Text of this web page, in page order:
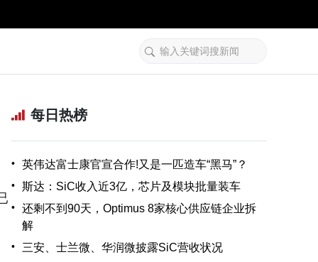
每日热榜
• 英伟达富士康官宣合作!又是一匹造车“黑马”？
• 斯达：SiC收入近3亿，芯片及模块批量装车
•
还剩不到90天，Optimus 8家核心供应链企业拆
解
• 三安、士兰微、华润微披露SiC营收状况